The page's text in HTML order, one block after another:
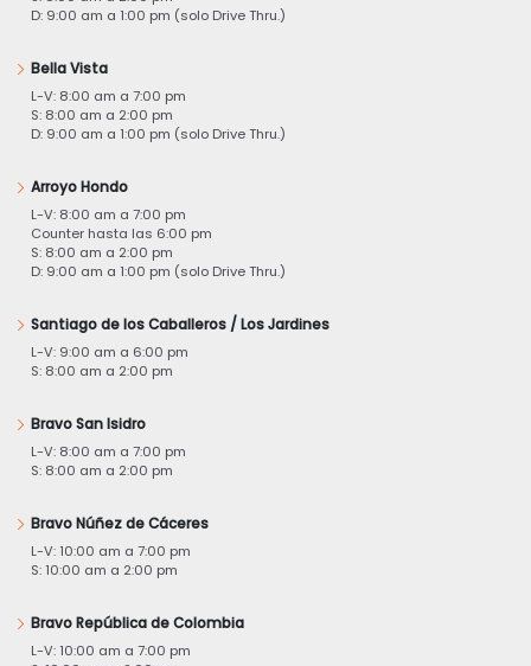
D: 9:00 am a 1:00 pm (solo Drive Thru.)
Bella Vista
L-V: 8:00 am a 7:00 pm
S: 8:00 am a 2:00 pm
D: 9:00 am a 1:00 pm (solo Drive Thru.)
Arroyo Hondo
L-V: 8:00 am a 7:00 pm
Counter hasta las 6:00 pm
S: 8:00 am a 2:00 pm
D: 9:00 am a 1:00 pm (solo Drive Thru.)
Santiago de los Caballeros / Los Jardines
L-V: 9:00 am a 6:00 pm
S: 8:00 am a 2:00 pm
Bravo San Isidro
L-V: 8:00 am a 7:00 pm
S: 8:00 am a 2:00 pm
Bravo Núñez de Cáceres
L-V: 10:00 am a 7:00 pm
S: 10:00 am a 2:00 pm
Bravo República de Colombia
L-V: 10:00 am a 7:00 pm